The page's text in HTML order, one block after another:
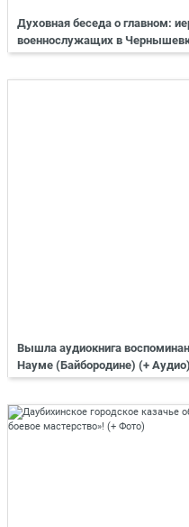
Духовная беседа о главном:
военнослужащих в
Вышла аудиокнига
Науме (Байбородине) (+ Аудио)